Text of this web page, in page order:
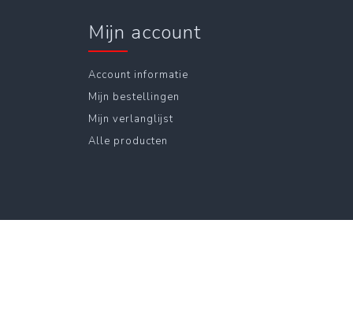
Mijn account
Account informatie
Mijn bestellingen
Mijn verlanglijst
Alle producten